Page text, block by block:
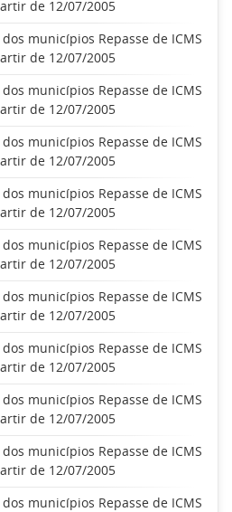
de 12/07/2005
municípios Repasse de ICMS
de 12/07/2005
municípios Repasse de ICMS
de 12/07/2005
municípios Repasse de ICMS
de 12/07/2005
municípios Repasse de ICMS
de 12/07/2005
municípios Repasse de ICMS
de 12/07/2005
municípios Repasse de ICMS
de 12/07/2005
municípios Repasse de ICMS
de 12/07/2005
municípios Repasse de ICMS
de 12/07/2005
municípios Repasse de ICMS
de 12/07/2005
municípios Repasse de ICMS